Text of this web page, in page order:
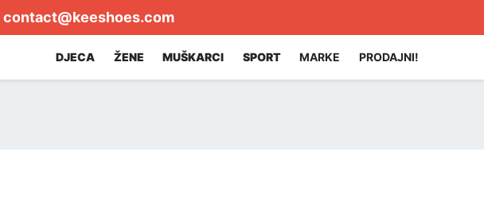
contact@keeshoes.com
DJECA ŽENE MUŠKARCI SPORT MARKE PRODAJNI!